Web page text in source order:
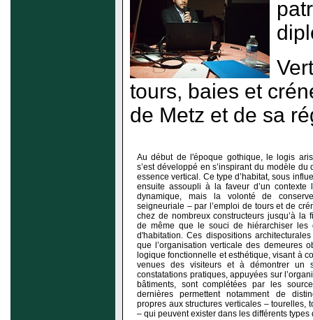
tours, baies et
de Metz et de sa
Au début de l'époque gothique, le logis
s’est développé en s’inspirant du modèle du
essence vertical. Ce type d’habitat, sous
ensuite assoupli à la faveur d’un contexte
dynamique, mais la volonté de
seigneuriale – par l’emploi de tours et de
chez de nombreux constructeurs jusqu’à la
de même que le souci de hiérarchiser les
d'habitation. Ces dispositions
que l’organisation verticale des demeures
logique fonctionnelle et esthétique, visant à
venues des visiteurs et à démontrer un
constatations pratiques, appuyées sur
bâtiments, sont complétées par les
dernières permettent notamment de
propres aux structures verticales – tourelles,
– qui peuvent exister dans les différents types